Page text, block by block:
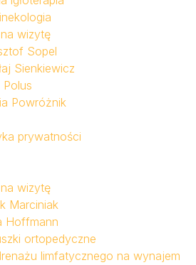
wizytę
Sopel
Sienkiewicz
Polus
Powróżnik
prywatności
wizytę
Marciniak
Hoffmann
ortopedyczne
limfatycznego na wynajem